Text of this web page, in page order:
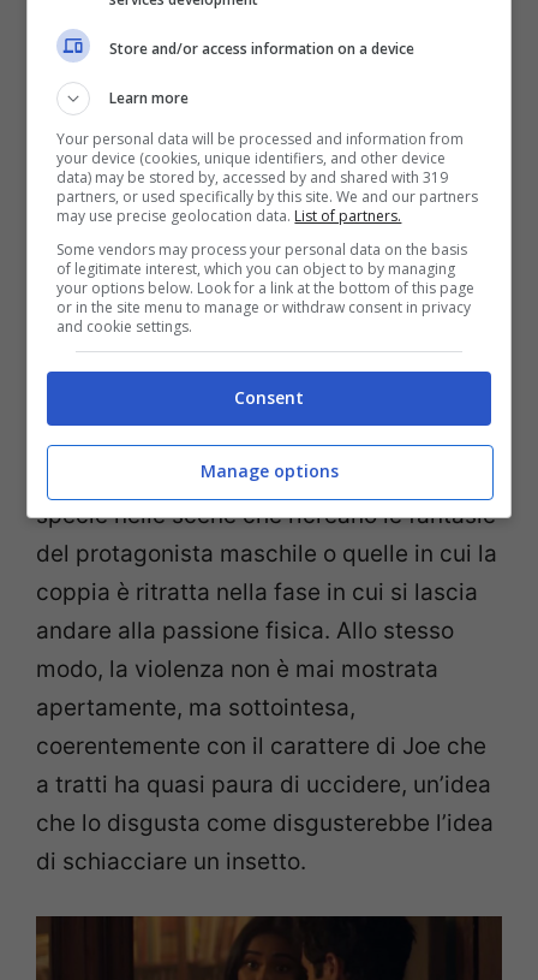
“se non appari non esisti” – come
strumenti dotati di una grande influenza
sulle persone che, attraverso di essi,
guardano e invidiano la vita degli altri e
come fonti di pericolo se usati nel modo
sbagliato. Oltre all’ironia e alla capacità di
riflettere sulla contemporaneità, You vanta
anche il giusto dosaggio di sesso e
violenza, immancabili in uno show
incentrato sull’ossessione per l’altro e sulla
follia che ne consegue. Senza scadere in
scene di sesso fini a se stesse, la serie
sceglie un erotismo misurato ma efficace,
specie nelle scene che ricreano le fantasie
del protagonista maschile o quelle in cui la
coppia è ritratta nella fase in cui si lascia
andare alla passione fisica. Allo stesso
modo, la violenza non è mai mostrata
apertamente, ma sottointesa,
coerentemente con il carattere di Joe che
a tratti ha quasi paura di uccidere, un’idea
che lo disgusta come disgusterebbe l’idea
di schiacciare un insetto.
Store and/or access information on a device
Learn more
Your personal data will be processed and information from
your device (cookies, unique identifiers, and other device
data) may be stored by, accessed by and shared with 319
partners, or used specifically by this site. We and our partners
may use precise geolocation data. List of partners.
Some vendors may process your personal data on the basis
of legitimate interest, which you can object to by managing
your options below. Look for a link at the bottom of this page
or in the site menu to manage or withdraw consent in privacy
and cookie settings.
Consent
Manage options